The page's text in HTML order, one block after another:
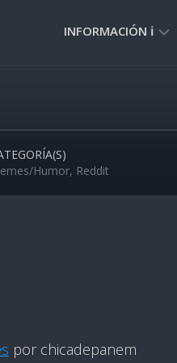
INFORMACIÓN ℹ️
NORMAS
USO
🚸
Humor, Reddit
por chicadepanem